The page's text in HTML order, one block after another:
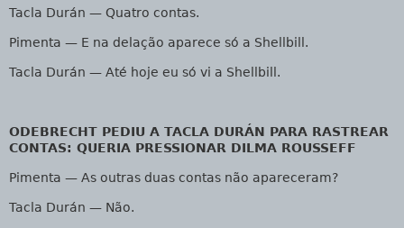
Tacla Durán — Quatro contas.
Pimenta — E na delação aparece só a Shellbill.
Tacla Durán — Até hoje eu só vi a Shellbill.
ODEBRECHT PEDIU A TACLA DURÁN PARA RASTREAR
CONTAS: QUERIA PRESSIONAR DILMA ROUSSEFF
Pimenta — As outras duas contas não apareceram?
Tacla Durán — Não.